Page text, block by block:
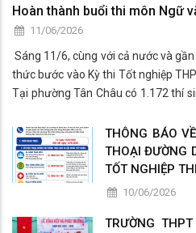
Hoàn thành buổi thi môn Ngữ
11/06/2026
Sáng 11/6, cùng với cả nước và
thức bước vào Kỳ thi Tốt nghiệp
Tại phường Tân Châu có 1.172 thí
THÔNG BÁO
THOẠI ĐƯỜNG
TỐT NGHIỆP
10/06/2026
TRƯỜNG